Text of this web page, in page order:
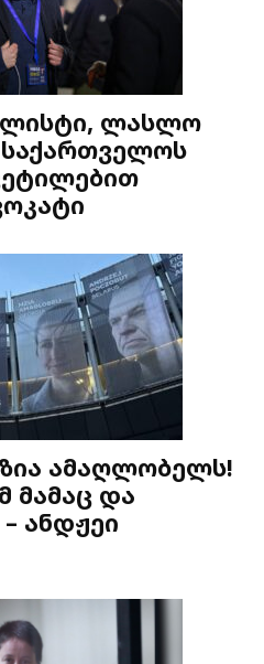
ლასლო
ამაღლობელს!
მამაც და
ანდჟეი